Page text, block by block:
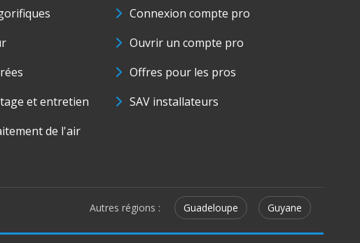
et entretien
de l'air
Connexion compte pro
Ouvrir un compte pro
Offres pour les pros
SAV installateurs
Autres régions : Guadeloupe Guyane